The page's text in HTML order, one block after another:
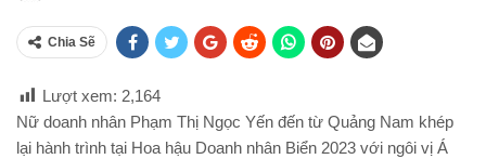
Chia Sẽ
Lượt xem: 2,164
Nữ doanh nhân Phạm Thị Ngọc Yến đến từ Quảng Nam khép
lại hành trình tại Hoa hậu Doanh nhân Biển 2023 với ngôi vị Á